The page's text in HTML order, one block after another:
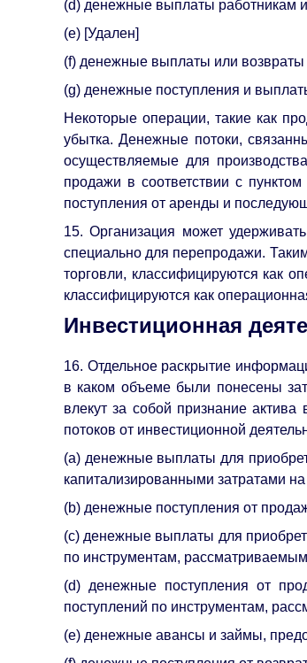
(d) денежные выплаты работникам
(e) [Удален]
(f) денежные выплаты или возвраты
(g) денежные поступления и
Некоторые операции, такие как
убытка. Денежные потоки,
осуществляемые для
продажи в соответствии с
поступления от аренды и
15. Организация может
специально для перепродажи.
торговли, классифицируются как
классифицируются как
Инвестиционная
16. Отдельное раскрытие
в каком объеме были понесены
влекут за собой признание
потоков от инвестиционной
(a) денежные выплаты для
капитализированными затратами
(b) денежные поступления от
(c) денежные выплаты для
по инструментам,
(d) денежные поступления от
поступлений по инструментам,
(e) денежные авансы и займы,